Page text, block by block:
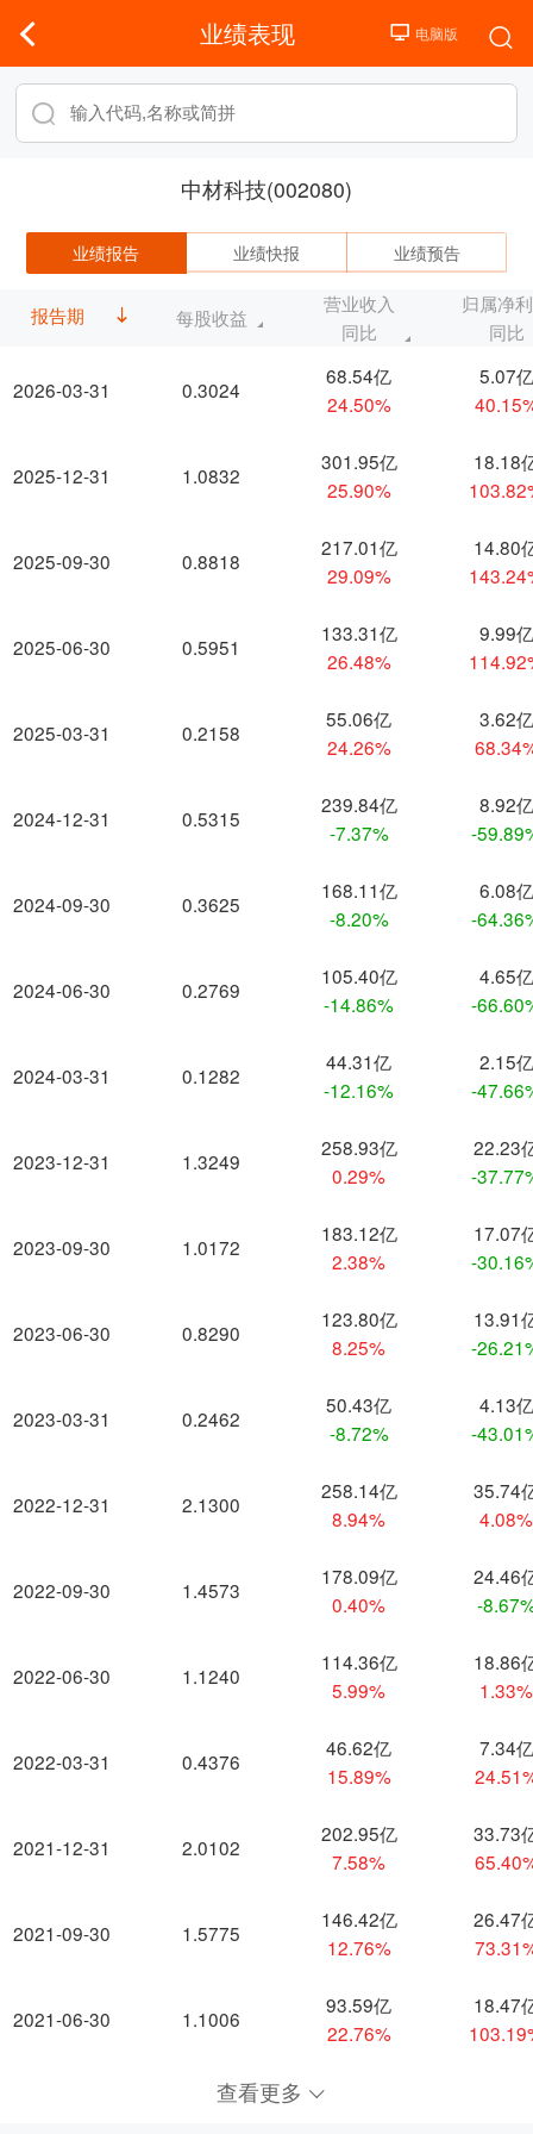
业绩表现
中材科技(002080)
业绩报告 业绩快报 业绩预告
报告期
2026-03-31
2025-12-31
2025-09-30
2025-06-30
2025-03-31
2024-12-31
2024-09-30
2024-06-30
2024-03-31
2023-12-31
2023-09-30
2023-06-30
2023-03-31
2022-12-31
2022-09-30
2022-06-30
2022-03-31
2021-12-31
2021-09-30
2021-06-30
每股收益
营业收入
同比
归属净
同比
0.3024
68.54亿
24.50%
5.07亿
1.0832
301.95亿
25.90%
18.18
0.8818
217.01亿
29.09%
14.80
0.5951
133.31亿
26.48%
9.99亿
0.2158
55.06亿
24.26%
3.62亿
0.5315
239.84亿
-7.37%
8.92亿
-
0.3625
168.11亿
-8.20%
6.08亿
-
0.2769
105.40亿
-14.86%
4.65亿
-
0.1282
44.31亿
-12.16%
2.15亿
-
1.3249
258.93亿
0.29%
22.23
-
1.0172
183.12亿
2.38%
17.07
-
0.8290
123.80亿
8.25%
13.91
-
0.2462
50.43亿
-8.72%
4.13亿
-
2.1300
258.14亿
8.94%
35.74
4.08%
1.4573
178.09亿
0.40%
24.46
-
1.1240
114.36亿
5.99%
18.86
1.33%
0.4376
46.62亿
15.89%
7.34亿
2.0102
202.95亿
7.58%
33.73
1.5775
146.42亿
12.76%
26.47
1.1006
93.59亿
22.76%
18.47
查看更多